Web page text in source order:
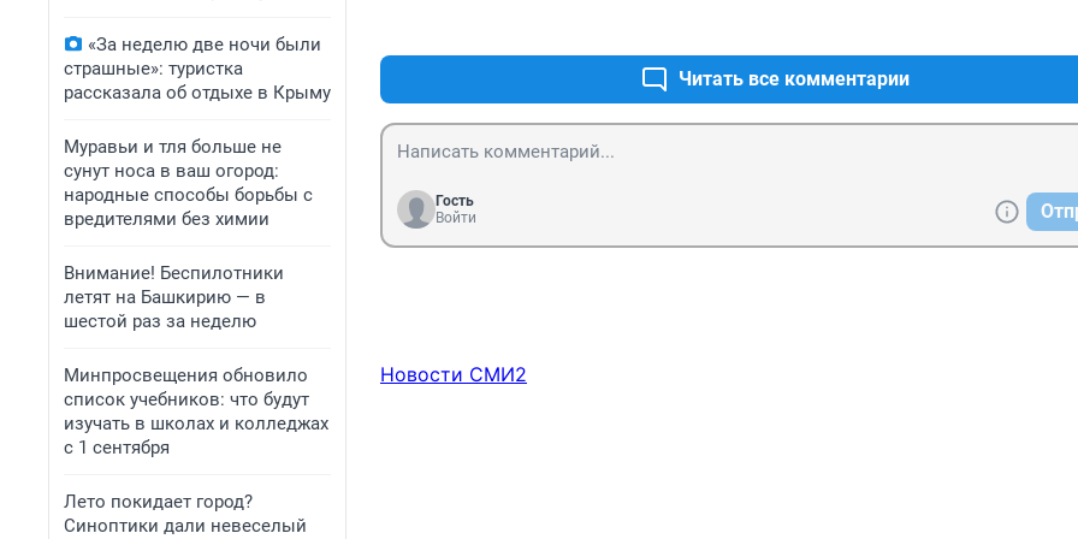
«За неделю две ночи были
страшные»: туристка
рассказала об отдыхе в Крыму
Муравьи и тля больше не
сунут носа в ваш огород:
народные способы борьбы с
вредителями без химии
Внимание! Беспилотники
летят на Башкирию — в
шестой раз за неделю
Минпросвещения обновило
список учебников: что будут
изучать в школах и колледжах
с 1 сентября
Лето покидает город?
Синоптики дали невеселый
Читать все комментарии
Гость
Войти
Новости СМИ2